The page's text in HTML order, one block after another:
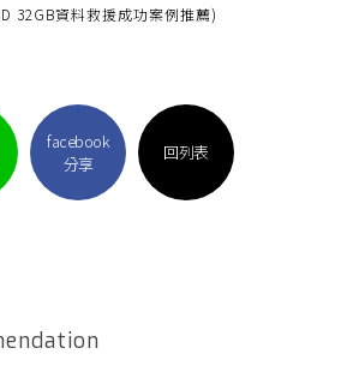
32GB資料救援成功案例推薦)
facebook
分享
回列表